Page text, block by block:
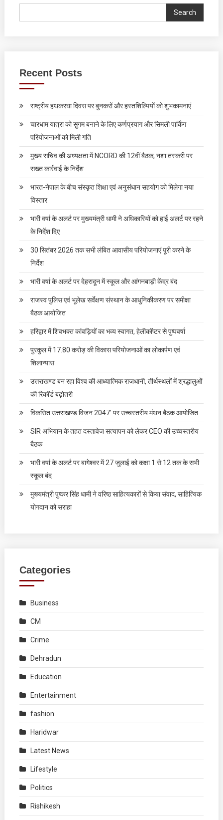
Search
Recent Posts
राष्ट्रीय हथकरघा दिवस पर बुनकरों और हस्तशिल्पियों को शुभकामनाएं
चारधाम यात्रा को सुगम बनाने के लिए कर्णप्रयाग और सिमली पार्किंग
परियोजनाओं को मिली गति
मुख्य सचिव की अध्यक्षता में NCORD की 12वीं बैठक, नशा तस्करी पर
सख्त कार्रवाई के निर्देश
भारत-नेपाल के बीच संस्कृत शिक्षा एवं अनुसंधान सहयोग को मिलेगा नया
विस्तार
भारी वर्षा के अलर्ट पर मुख्यमंत्री धामी ने अधिकारियों को हाई अलर्ट पर रहने
के निर्देश दिए
30 सितंबर 2026 तक सभी लंबित आवासीय परियोजनाएं पूरी करने के
निर्देश
भारी वर्षा के अलर्ट पर देहरादून में स्कूल और आंगनबाड़ी केंद्र बंद
राजस्व पुलिस एवं भूलेख सर्वेक्षण संस्थान के आधुनिकीकरण पर समीक्षा
बैठक आयोजित
हरिद्वार में शिवभक्त कांवड़ियों का भव्य स्वागत, हेलीकॉप्टर से पुष्पवर्षा
पुरकुल में 17.80 करोड़ की विकास परियोजनाओं का लोकार्पण एवं
शिलान्यास
उत्तराखण्ड बन रहा विश्व की आध्यात्मिक राजधानी, तीर्थस्थलों में श्रद्धालुओं
की रिकॉर्ड बढ़ोतरी
विकसित उत्तराखण्ड विजन 2047’ पर उच्चस्तरीय मंथन बैठक आयोजित
SIR अभियान के तहत दस्तावेज सत्यापन को लेकर CEO की उच्चस्तरीय
बैठक
भारी वर्षा के अलर्ट पर बागेश्वर में 27 जुलाई को कक्षा 1 से 12 तक के सभी
स्कूल बंद
मुख्यमंत्री पुष्कर सिंह धामी ने वरिष्ठ साहित्यकारों से किया संवाद, साहित्यिक
योगदान को सराहा
Categories
Business
CM
Crime
Dehradun
Education
Entertainment
fashion
Haridwar
Latest News
Lifestyle
Politics
Rishikesh